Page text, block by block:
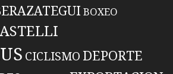
BOXEO
CICLISMO DEPORTE